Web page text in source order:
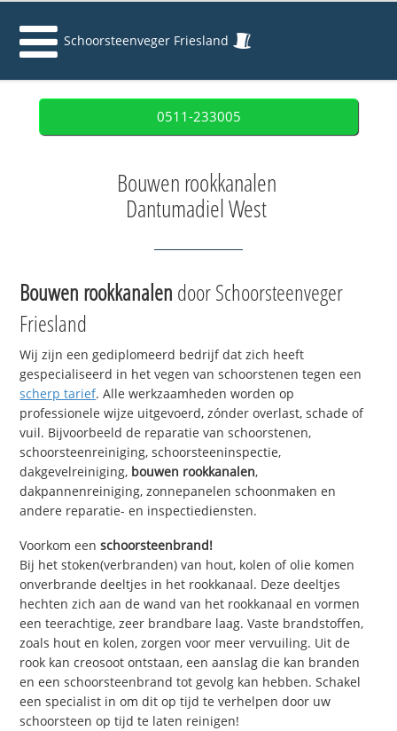
Schoorsteenveger Friesland
0511-233005
Bouwen rookkanalen
Dantumadiel West
Bouwen rookkanalen door Schoorsteenveger
Friesland
Wij zijn een gediplomeerd bedrijf dat zich heeft
gespecialiseerd in het vegen van schoorstenen tegen een
scherp tarief. Alle werkzaamheden worden op
professionele wijze uitgevoerd, zónder overlast, schade of
vuil. Bijvoorbeeld de reparatie van schoorstenen,
schoorsteenreiniging, schoorsteeninspectie,
dakgevelreiniging, bouwen rookkanalen,
dakpannenreiniging, zonnepanelen schoonmaken en
andere reparatie- en inspectiediensten.
Voorkom eenschoorsteenbrand!
Bij het stoken(verbranden) van hout, kolen of olie komen
onverbrande deeltjes in het rookkanaal. Deze deeltjes
hechten zich aan de wand van het rookkanaal en vormen
een teerachtige, zeer brandbare laag. Vaste brandstoffen,
zoals hout en kolen, zorgen voor meer vervuiling. Uit de
rook kan creosoot ontstaan, een aanslag die kan branden
en een schoorsteenbrand tot gevolg kan hebben. Schakel
een specialist in om dit op tijd te verhelpen door uw
schoorsteen op tijd te laten reinigen!